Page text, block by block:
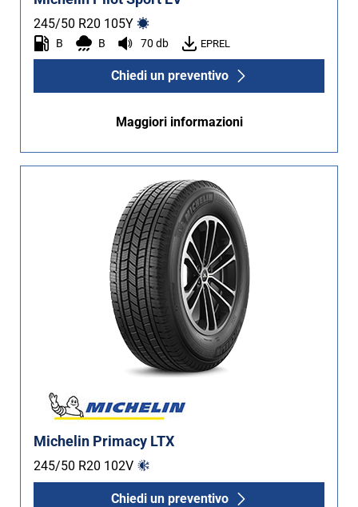
245/50 R20 105Y
B B 70 db EPREL
Chiedi un preventivo
Maggiori informazioni
Michelin Primacy LTX
245/50 R20 102V
Chiedi un preventivo